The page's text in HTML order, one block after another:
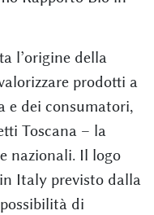
l’origine della
prodotti a
e dei consumatori,
Toscana – la
nazionali. Il logo
Italy previsto dalla
di